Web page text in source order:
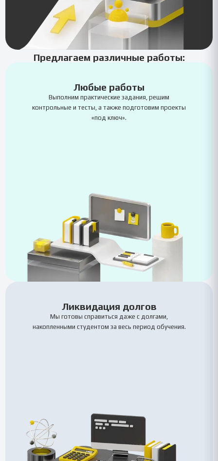
Предлагаем различные работы:
Любые работы
Выполним практические задания, решим
контрольные и тесты, а также подготовим проекты
«под ключ».
Ликвидация долгов
Мы готовы справиться даже с долгами,
накопленными студентом за весь период обучения.